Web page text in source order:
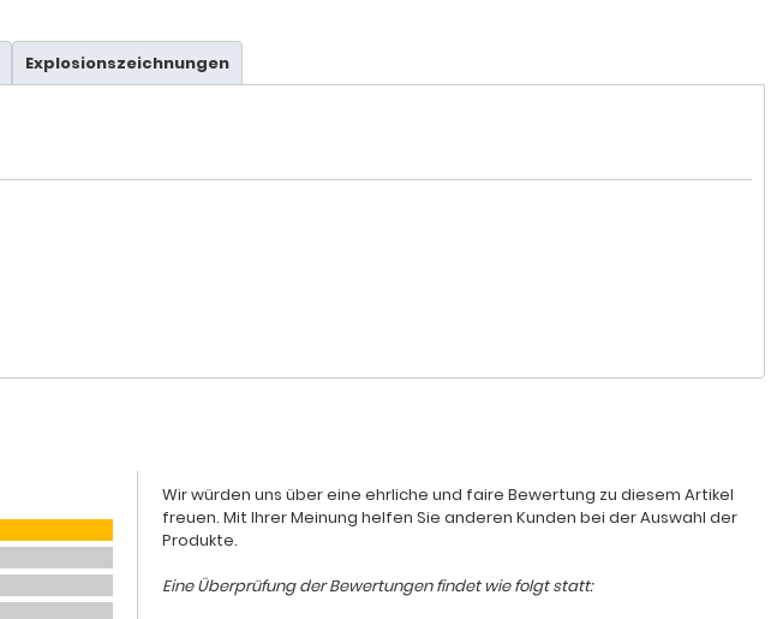
Explosionszeichnungen
Wir würden uns über eine ehrliche und faire Bewertung zu diesem Artikel
freuen. Mit Ihrer Meinung helfen Sie anderen Kunden bei der Auswahl der
Produkte.
Eine Überprüfung der Bewertungen findet wie folgt statt: